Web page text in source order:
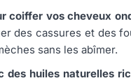
coiffer vos cheveux
des cassures et des
sans les abîmer.
des huiles naturelles